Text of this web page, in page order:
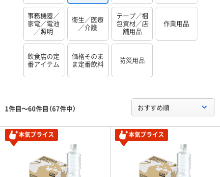
事務機器／
家電／電池
／照明
衛生／医療
／介護
テープ／梱
包資材／店
舗用品
作業用品
飲食店の定
番アイテム
価格そのま
ま定番飲料
防災用品
1件目～60件目（67件中） おすすめ順
本気プライス 本気プライス